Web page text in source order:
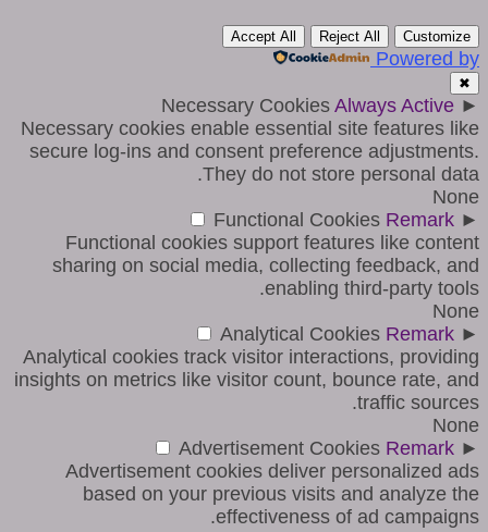
Customize
Reject All
Accept All
Powered by
✖
►
Necessary Cookies Always Active
Necessary cookies enable essential site features like
secure log-ins and consent preference adjustments.
They do not store personal data.
None
►
Functional Cookies Remark
Functional cookies support features like content
sharing on social media, collecting feedback, and
enabling third-party tools.
None
►
Analytical Cookies Remark
Analytical cookies track visitor interactions, providing
insights on metrics like visitor count, bounce rate, and
traffic sources.
None
►
Advertisement Cookies Remark
Advertisement cookies deliver personalized ads
based on your previous visits and analyze the
effectiveness of ad campaigns.